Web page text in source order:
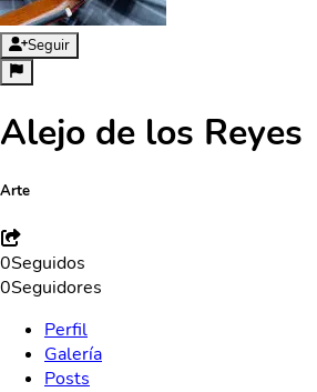
Seguir
Alejo de los Reyes
Arte
0Seguidos
0Seguidores
Perfil
Galería
Posts